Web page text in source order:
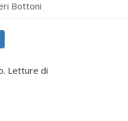
Bottoni
Letture di